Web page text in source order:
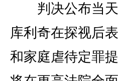
判决公布当天
库利奇在探视后
和家庭虐待定罪